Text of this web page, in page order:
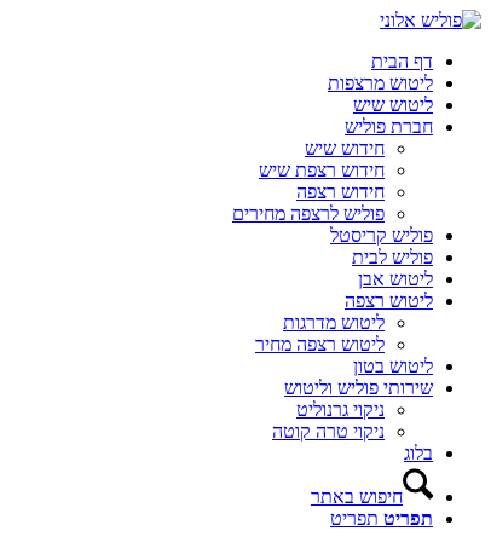
דף הבית
ליטוש מרצפות
ליטוש שיש
חברת פוליש
חידוש שיש
חידוש רצפת שיש
חידוש רצפה
פוליש לרצפה מחירים
פוליש קריסטל
פוליש לבית
ליטוש אבן
ליטוש רצפה
ליטוש מדרגות
ליטוש רצפה מחיר
ליטוש בטון
שירותי פוליש וליטוש
ניקוי גרנוליט
ניקוי טרה קוטה
בלוג
חיפוש באתר
תפריט תפריט